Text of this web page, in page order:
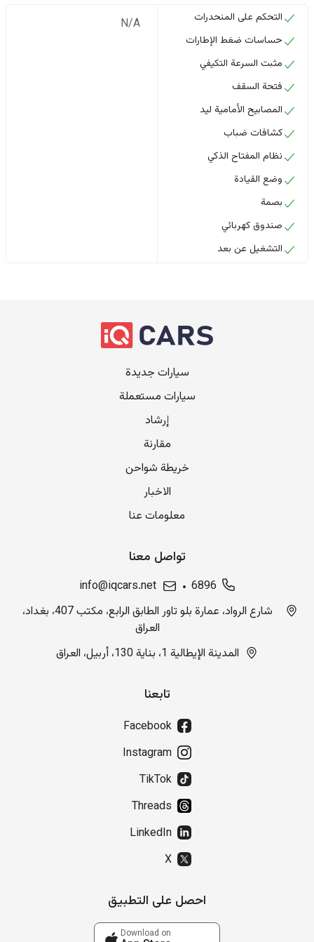
التحكم على المنحدرات
حساسات ضغط الإطارات
مثبت السرعة التكيفي
فتحة السقف
المصابيح الأمامية ليد
كشافات ضباب
نظام المفتاح الذكي
وضع القيادة
بصمة
صندوق كهربائي
التشغيل عن بعد
N/A
سيارات جديدة
سيارات مستعملة
إرشاد
مقارنة
خريطة شواحن
الاخبار
معلومات عنا
تواصل معنا
6896
info@iqcars.net
شارع الرواد، عمارة بلو تاور الطابق الرابع، مكتب 407، بغداد،
العراق
المدينة الإيطالية 1، بناية 130، أربيل، العراق
تابعنا
Facebook
Instagram
TikTok
Threads
LinkedIn
X
احصل على التطبيق
Download on